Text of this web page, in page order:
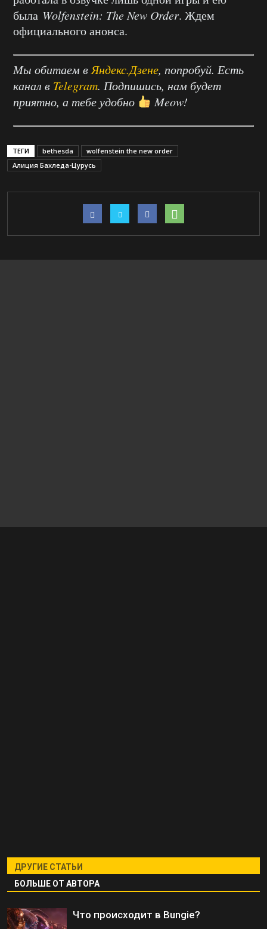
была Wolfenstein: The New Order. Ждем
официального анонса.
Мы обитаем вЯндекс.Дзене, попробуй. Есть
канал в Telegram. Подпишись, нам будет
приятно, а тебе удобно
Meow!
ТЕГИ bethesda
wolfenstein the new order
Алиция Бахледа-Цурусь
ДРУГИЕ СТАТЬИ
БОЛЬШЕ ОТ АВТОРА
Что происходит в Bungie?